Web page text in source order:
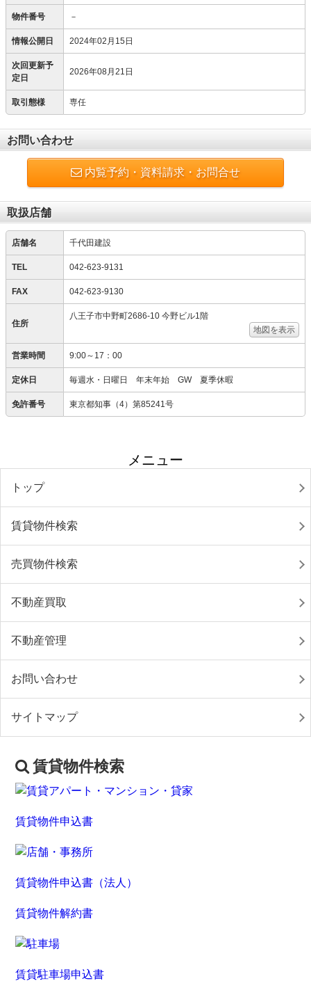
物件番号 －
情報公開日 2024年02月15日
次回更新予
定日
2026年08月21日
取引態様 専任
お問い合わせ
内覧予約・資料請求・お問合せ
取扱店舗
店舗名 千代田建設
TEL 042-623-9131
FAX 042-623-9130
住所
八王子市中野町2686-10 今野ビル1階
地図を表示
営業時間 9:00～17：00
定休日 毎週水・日曜日 年末年始 GW 夏季休暇
免許番号 東京都知事（4）第85241号
メニュー
トップ
賃貸物件検索
売買物件検索
不動産買取
不動産管理
お問い合わせ
サイトマップ
賃貸物件検索
賃貸物件申込書
賃貸物件申込書（法人）
賃貸物件解約書
賃貸駐車場申込書